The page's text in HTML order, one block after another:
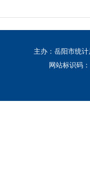
主办：岳阳市统计
网站标识码